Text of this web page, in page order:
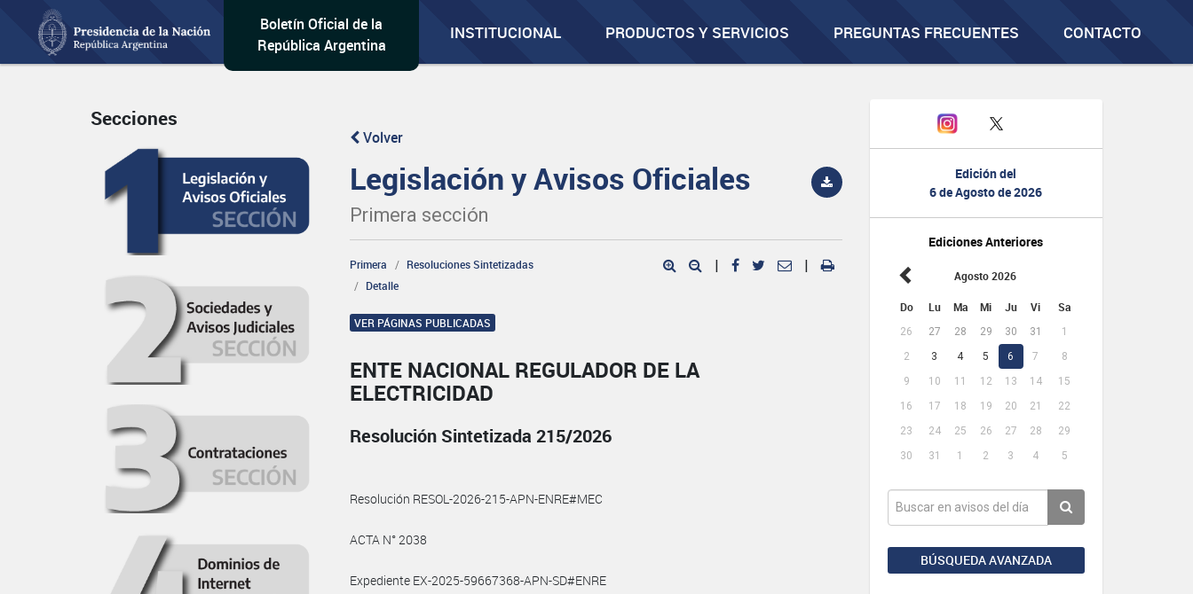
Boletín Oficial de la
República Argentina
INSTITUCIONAL PRODUCTOS Y SERVICIOS PREGUNTAS FRECUENTES CONTACTO
Edición del
6 de Agosto de 2026
Ediciones Anteriores
Agosto 2026
Do Lu Ma Mi Ju Vi Sa
26 27 28 29 30 31
1
2
3 4 5 6 7
8
9
10 11 12 13 14
15
16
17 18 19 20 21
22
23
24 25 26 27 28
29
30
31 1 2 3 4 5
BÚSQUEDA AVANZADA
Secciones
Volver
Legislación y Avisos Oficiales
Primera sección
Primera
Resoluciones Sintetizadas
Detalle
| |
VER PÁGINAS PUBLICADAS
ENTE NACIONAL REGULADOR DE LA
ELECTRICIDAD
Resolución Sintetizada 215/2026
Resolución RESOL-2026-215-APN-ENRE#MEC
ACTA N° 2038
Expediente EX-2025-59667368-APN-SD#ENRE